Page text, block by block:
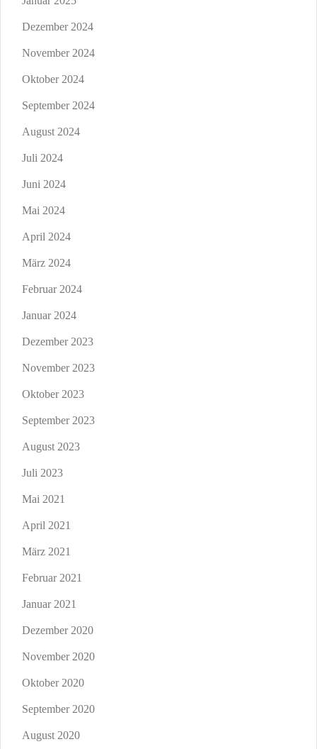
Dezember 2024
November 2024
Oktober 2024
September 2024
August 2024
Juli 2024
Juni 2024
Mai 2024
April 2024
März 2024
Februar 2024
Januar 2024
Dezember 2023
November 2023
Oktober 2023
September 2023
August 2023
Juli 2023
Mai 2021
April 2021
März 2021
Februar 2021
Januar 2021
Dezember 2020
November 2020
Oktober 2020
September 2020
August 2020